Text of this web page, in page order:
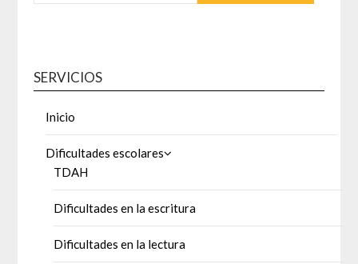
SERVICIOS
Inicio
Dificultades escolares
TDAH
Dificultades en la escritura
Dificultades en la lectura